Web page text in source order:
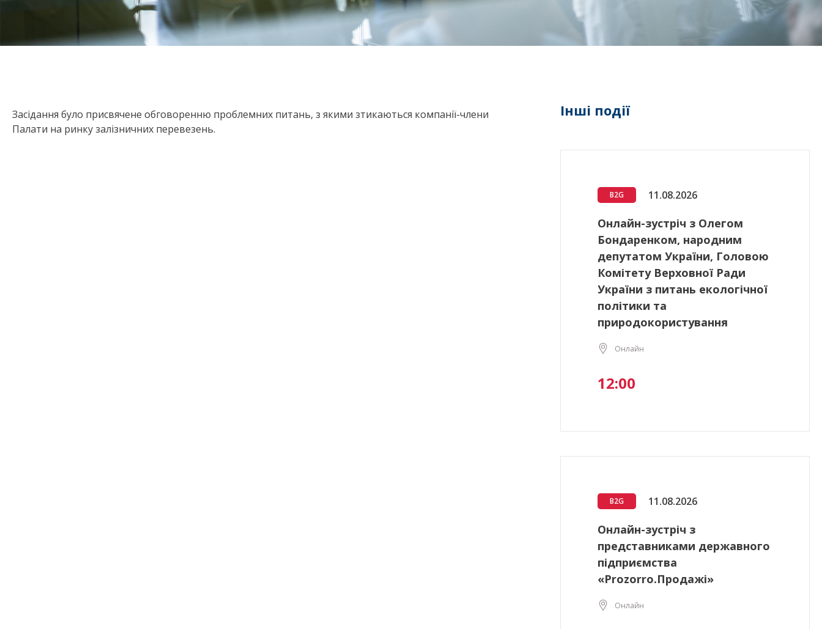
Засідання було присвячене обговоренню проблемних питань, з якими зтикаються компанії-члени
Палати на ринку залізничних перевезень.
Інші події
B2G 11.08.2026
Онлайн-зустріч з Олегом
Бондаренком, народним
депутатом України, Головою
Комітету Верховної Ради
України з питань екологічної
політики та
природокористування
Онлайн
12:00
B2G 11.08.2026
Онлайн-зустріч з
представниками державного
підприємства
«Prozorro.Продажі»
Онлайн